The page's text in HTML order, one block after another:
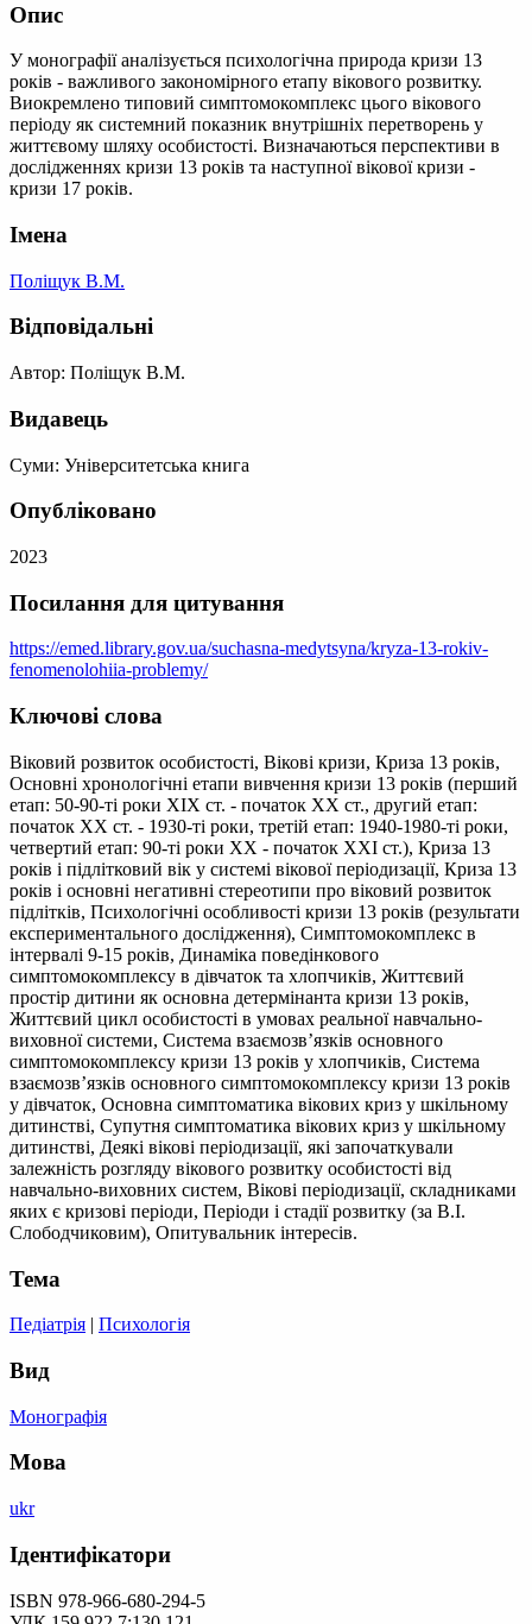
Опис
У монографії аналізується психологічна природа кризи 13
років - важливого закономірного етапу вікового розвитку.
Виокремлено типовий симптомокомплекс цього вікового
періоду як системний показник внутрішніх перетворень у
життєвому шляху особистості. Визначаються перспективи в
дослідженнях кризи 13 років та наступної вікової кризи -
кризи 17 років.
Імена
Поліщук В.М.
Відповідальні
Автор: Поліщук В.М.
Видавець
Суми: Університетська книга
Опубліковано
2023
Посилання для цитування
https://emed.library.gov.ua/suchasna-medytsyna/kryza-13-rokiv-
fenomenolohiia-problemy/
Ключові слова
Віковий розвиток особистості, Вікові кризи, Криза 13 років,
Основні хронологічні етапи вивчення кризи 13 років (перший
етап: 50-90-ті роки XIX ст. - початок XX ст., другий етап:
початок XX ст. - 1930-ті роки, третій етап: 1940-1980-ті роки,
четвертий етап: 90-ті роки XX - початок XXI ст.), Криза 13
років і підлітковий вік у системі вікової періодизації, Криза 13
років і основні негативні стереотипи про віковий розвиток
підлітків, Психологічні особливості кризи 13 років (результати
експериментального дослідження), Симптомокомплекс в
інтервалі 9-15 років, Динаміка поведінкового
симптомокомплексу в дівчаток та хлопчиків, Життєвий
простір дитини як основна детермінанта кризи 13 років,
Життєвий цикл особистості в умовах реальної навчально-
виховної системи, Система взаємозв’язків основного
симптомокомплексу кризи 13 років у хлопчиків, Система
взаємозв’язків основного симптомокомплексу кризи 13 років
у дівчаток, Основна симптоматика вікових криз у шкільному
дитинстві, Супутня симптоматика вікових криз у шкільному
дитинстві, Деякі вікові періодизації, які започаткували
залежність розгляду вікового розвитку особистості від
навчально-виховних систем, Вікові періодизації, складниками
яких є кризові періоди, Періоди і стадії розвитку (за В.І.
Слободчиковим), Опитувальник інтересів.
Тема
Педіатрія | Психологія
Вид
Монографія
Мова
ukr
Ідентифікатори
ISBN 978-966-680-294-5